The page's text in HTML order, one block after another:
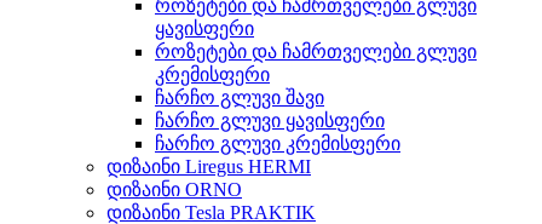
როზეტები და ჩამრთველები გლუვი
ყავისფერი
როზეტები და ჩამრთველები გლუვი
კრემისფერი
ჩარჩო გლუვი შავი
ჩარჩო გლუვი ყავისფერი
ჩარჩო გლუვი კრემისფერი
დიზაინი Liregus HERMI
დიზაინი ORNO
დიზაინი Tesla PRAKTIK